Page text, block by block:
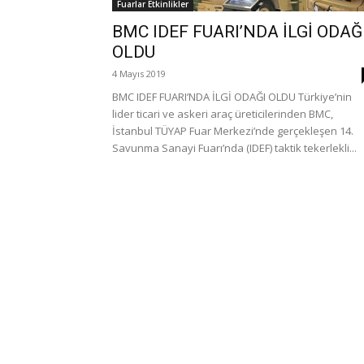
Fuarlar Etkinlikler
BMC IDEF FUARI’NDA İLGİ
OLDU
4 Mayıs 2019
BMC IDEF FUARI’NDA İLGİ ODAĞI OLDU Türkiye’nin
lider ticari ve askeri araç üreticilerinden BMC,
İstanbul TÜYAP Fuar Merkezi’nde gerçekleşen 14.
Savunma Sanayi Fuarı’nda (IDEF) taktik tekerlekli...